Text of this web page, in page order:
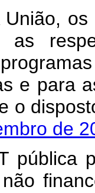
União,
as
e para
o
de
pública